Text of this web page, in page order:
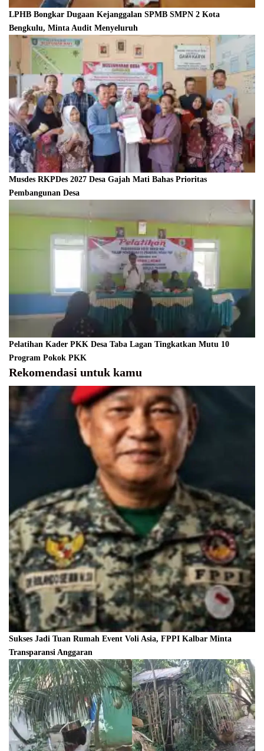
LPHB Bongkar Dugaan Kejanggalan SPMB SMPN 2 Kota
Bengkulu, Minta Audit Menyeluruh
Musdes RKPDes 2027 Desa Gajah Mati Bahas Prioritas
Pembangunan Desa
Pelatihan Kader PKK Desa Taba Lagan Tingkatkan Mutu 10
Program Pokok PKK
Rekomendasi untuk kamu
Sukses Jadi Tuan Rumah Event Voli Asia, FPPI Kalbar Minta
Transparansi Anggaran